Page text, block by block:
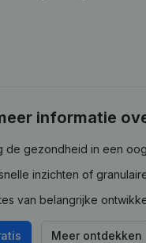
informatie
de gezondheid in een
inzichten of
van belangrijke
Meer ontdekken